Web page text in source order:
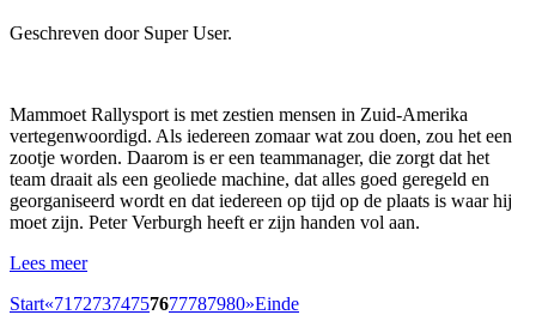
Geschreven door Super User.
Mammoet Rallysport is met zestien mensen in Zuid-Amerika
vertegenwoordigd. Als iedereen zomaar wat zou doen, zou het een
zootje worden. Daarom is er een teammanager, die zorgt dat het
team draait als een geoliede machine, dat alles goed geregeld en
georganiseerd wordt en dat iedereen op tijd op de plaats is waar hij
moet zijn. Peter Verburgh heeft er zijn handen vol aan.
Lees meer
Start«71 727374757677787980»Einde